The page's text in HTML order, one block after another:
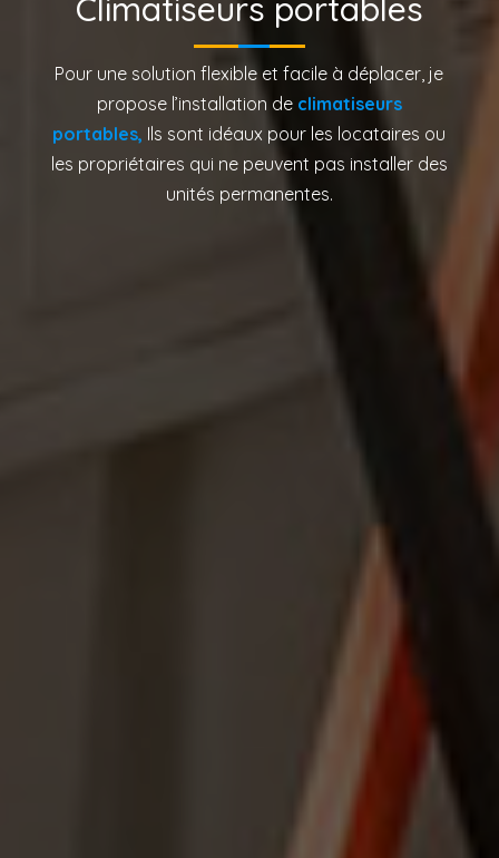
Climatiseurs portables
Pour une solution flexible et facile à déplacer, je
propose l’installation de climatiseurs
portables, Ils sont idéaux pour les locataires ou
les propriétaires qui ne peuvent pas installer des
unités permanentes.